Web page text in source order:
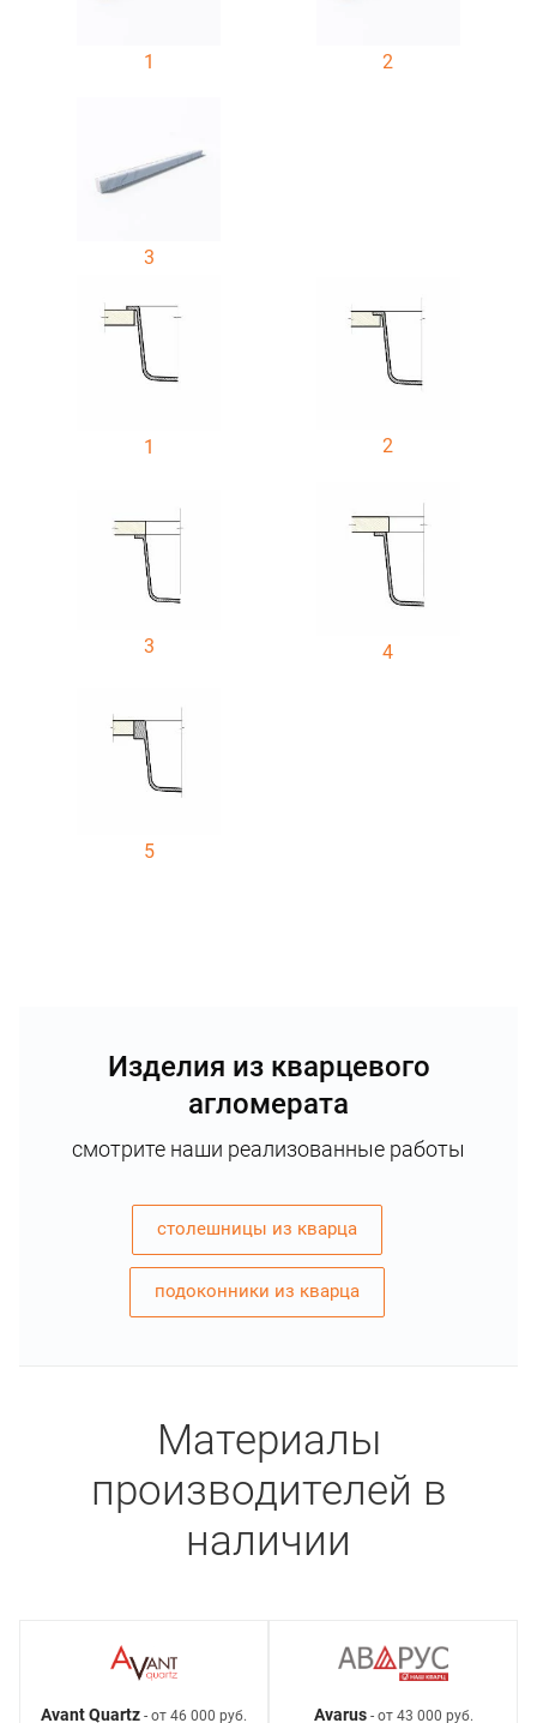
1 2
3
1 2
3 4
5
Изделия из кварцевого
агломерата
смотрите наши реализованные работы
столешницы из кварца
подоконники из кварца
Материалы
производителей в
наличии
Avant Quartz - от 46 000 руб. Avarus- от 43 000 руб.